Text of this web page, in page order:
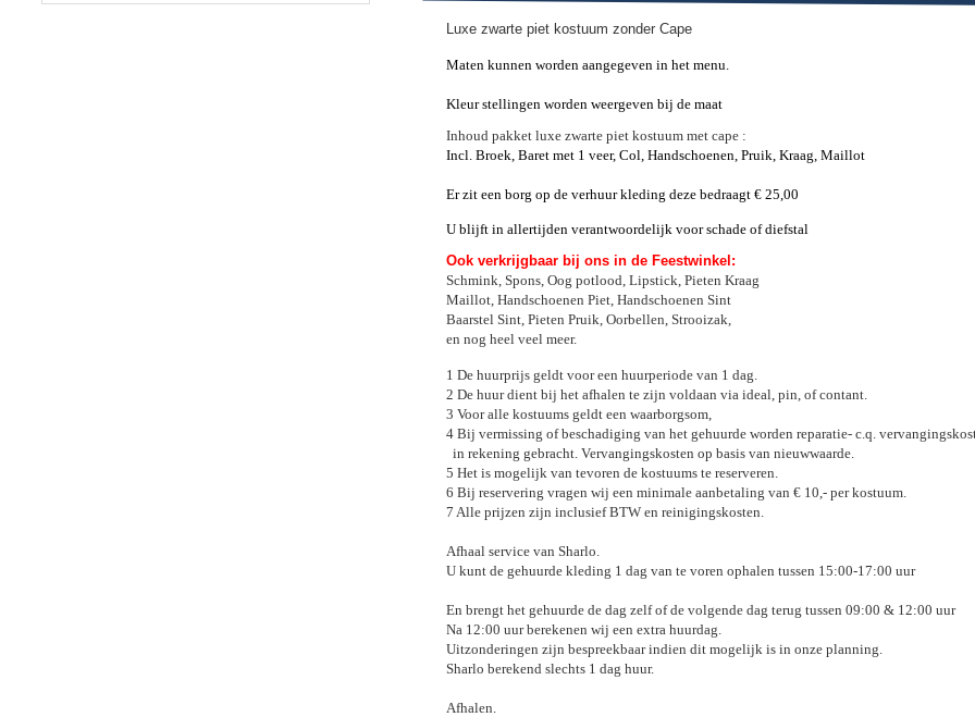
Luxe zwarte piet kostuum zonder Cape
Maten kunnen worden aangegeven in het menu.
Kleur stellingen worden weergeven bij de maat
Inhoud pakket luxe zwarte piet kostuum met cape :
Incl. Broek, Baret met 1 veer, Col, Handschoenen, Pruik, Kraag, Maillot
Er zit een borg op de verhuur kleding deze bedraagt € 25,00
U blijft in allertijden verantwoordelijk voor schade of diefstal
Ook verkrijgbaar bij ons in de Feestwinkel:
Schmink, Spons, Oog potlood, Lipstick, Pieten Kraag
Maillot, Handschoenen Piet, Handschoenen Sint
Baarstel Sint, Pieten Pruik, Oorbellen, Strooizak,
en nog heel veel meer.
1 De huurprijs geldt voor een huurperiode van 1 dag.
2 De huur dient bij het afhalen te zijn voldaan via ideal, pin, of contant.
3 Voor alle kostuums geldt een waarborgsom,
4 Bij vermissing of beschadiging van het gehuurde worden reparatie- c.q.
in rekening gebracht. Vervangingskosten op basis van nieuwwaarde.
5 Het is mogelijk van tevoren de kostuums te reserveren.
6 Bij reservering vragen wij een minimale aanbetaling van € 10,- per kostuum.
7 Alle prijzen zijn inclusief BTW en reinigingskosten.
Afhaal service van Sharlo.
U kunt de gehuurde kleding 1 dag van te voren ophalen tussen 15:00-17:00 uur
En brengt het gehuurde de dag zelf of de volgende dag terug tussen 09:00 & 12:00 uur
Na 12:00 uur berekenen wij een extra huurdag.
Uitzonderingen zijn bespreekbaar indien dit mogelijk is in onze planning.
Sharlo berekend slechts 1 dag huur.
Afhalen.